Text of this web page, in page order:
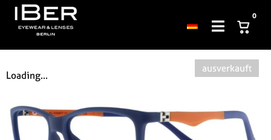
0
ausverkauft
Loading...